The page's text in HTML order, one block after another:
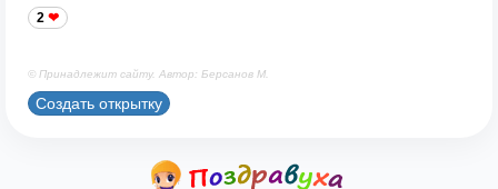
2
© Принадлежит сайту. Автор: Берсанов М.
Создать открытку